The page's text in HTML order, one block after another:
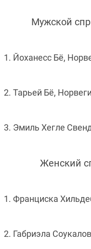
Мужской
1. Йоханесс Бё,
2. Тарьей Бё,
3. Эмиль Хегле
Женский
1. Франциска
2. Габриэла